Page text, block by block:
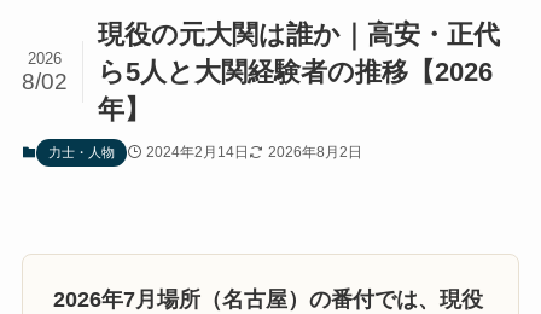
現役の元大関は誰か｜高安・正代
ら5人と大関経験者の推移【2026
年】
2026
8/02
力士・人物 2024年2月14日 2026年8月2日
2026年7月場所（名古屋）の番付では、現役